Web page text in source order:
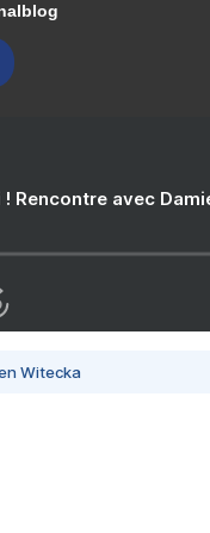
Rencontre avec
Witecka